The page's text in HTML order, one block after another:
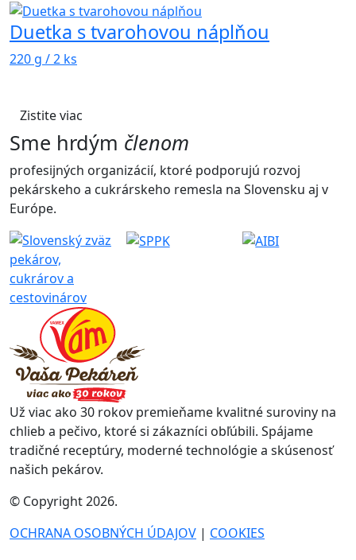
Duetka s tvarohovou náplňou
220 g / 2 ks
Zistite viac
Sme hrdým členom
profesijných organizácií, ktoré podporujú rozvoj
pekárskeho a cukrárskeho remesla na Slovensku aj v
Európe.
Už viac ako 30 rokov premieňame kvalitné suroviny na
chlieb a pečivo, ktoré si zákazníci obľúbili. Spájame
tradičné receptúry, moderné technológie a skúsenosť
našich pekárov.
© Copyright 2026.
OCHRANA OSOBNÝCH ÚDAJOV | COOKIES